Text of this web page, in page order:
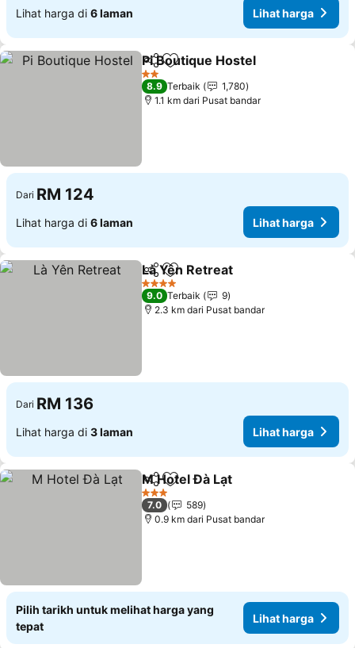
Lihat harga di 6 laman Lihat harga
KongsiTambah ke favorit
Pi Boutique Hostel
2 Bintang
8.9 Terbaik
1,780
1.1 km dari Pusat bandar
Dari RM 124
Lihat harga di 6 laman Lihat harga
KongsiTambah ke favorit
Là Yên Retreat
4 Bintang
9.0 Terbaik
9
2.3 km dari Pusat bandar
Dari RM 136
Lihat harga di 3 laman Lihat harga
KongsiTambah ke favorit
M Hotel Đà Lạt
3 Bintang
7.0
589
0.9 km dari Pusat bandar
Pilih tarikh untuk melihat harga yang
tepat
Lihat harga